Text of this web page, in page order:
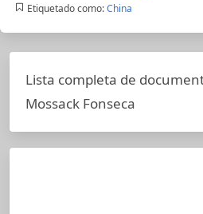
Etiquetado como: China
Lista completa de
Mossack Fonseca